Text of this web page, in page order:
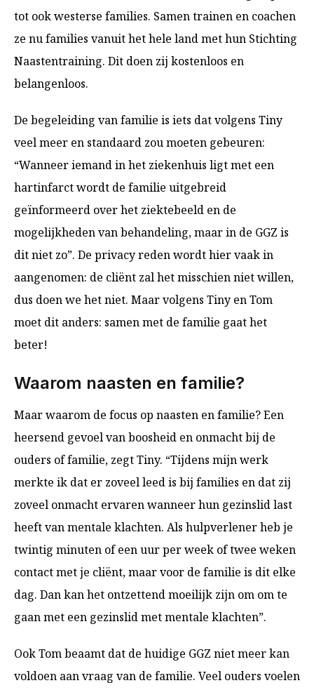
tot ook westerse families. Samen trainen en coachen
ze nu families vanuit het hele land met hun Stichting
Naastentraining. Dit doen zij kostenloos en
belangenloos.
De begeleiding van familie is iets dat volgens Tiny
veel meer en standaard zou moeten gebeuren:
“Wanneer iemand in het ziekenhuis ligt met een
hartinfarct wordt de familie uitgebreid
geïnformeerd over het ziektebeeld en de
mogelijkheden van behandeling, maar in de GGZ is
dit niet zo”. De privacy reden wordt hier vaak in
aangenomen: de cliënt zal het misschien niet willen,
dus doen we het niet. Maar volgens Tiny en Tom
moet dit anders: samen met de familie gaat het
beter!
Waarom naasten en familie?
Maar waarom de focus op naasten en familie? Een
heersend gevoel van boosheid en onmacht bij de
ouders of familie, zegt Tiny. “Tijdens mijn werk
merkte ik dat er zoveel leed is bij families en dat zij
zoveel onmacht ervaren wanneer hun gezinslid last
heeft van mentale klachten. Als hulpverlener heb je
twintig minuten of een uur per week of twee weken
contact met je cliënt, maar voor de familie is dit elke
dag. Dan kan het ontzettend moeilijk zijn om om te
gaan met een gezinslid met mentale klachten”.
Ook Tom beaamt dat de huidige GGZ niet meer kan
voldoen aan vraag van de familie. Veel ouders voelen